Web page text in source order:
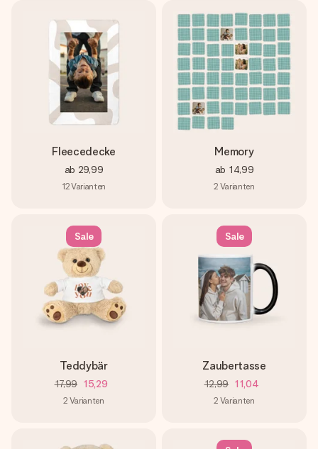
Fleecedecke
ab 29,99
12Varianten
Memory
ab 14,99
2 Varianten
Sale
Teddybär
17,99 15,29
2 Varianten
Sale
Zaubertasse
12,99 11,04
2 Varianten